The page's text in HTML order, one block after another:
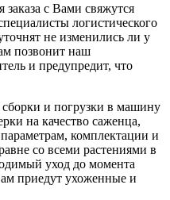
с Вами свяжутся
логистического
не изменились ли у
позвонит наш
и предупредит, что
и погрузки в машину
на качество саженца,
параметрам, комплектации и
со всеми растениями в
уход до момента
приедут ухоженные и